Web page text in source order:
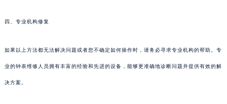
四、专业机构修复
如果以上方法都无法解决问题或者您不确定如何操作时，请务必寻求专业机构的帮助。专
业的钟表维修人员拥有丰富的经验和先进的设备，能够更准确地诊断问题并提供有效的解
决方案。